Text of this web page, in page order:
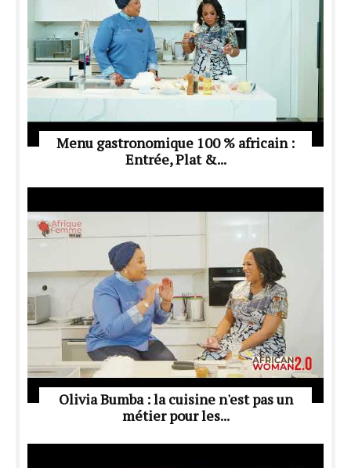
Menu gastronomique 100 % africain :
Entrée, Plat &...
Olivia Bumba : la cuisine n'est pas un
métier pour les...